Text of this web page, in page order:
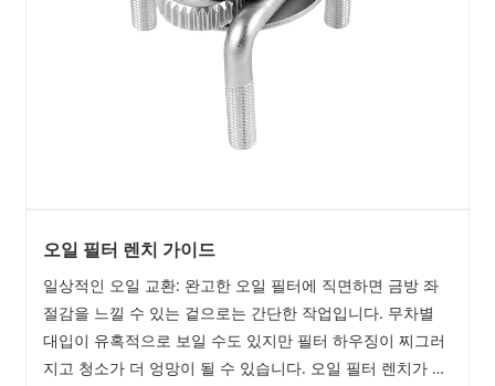
오일 필터 렌치 가이드
일상적인 오일 교환: 완고한 오일 필터에 직면하면 금방 좌
절감을 느낄 수 있는 겉으로는 간단한 작업입니다. 무차별
대입이 유혹적으로 보일 수도 있지만 필터 하우징이 찌그러
지고 청소가 더 엉망이 될 수 있습니다. 오일 필터 렌치가 개